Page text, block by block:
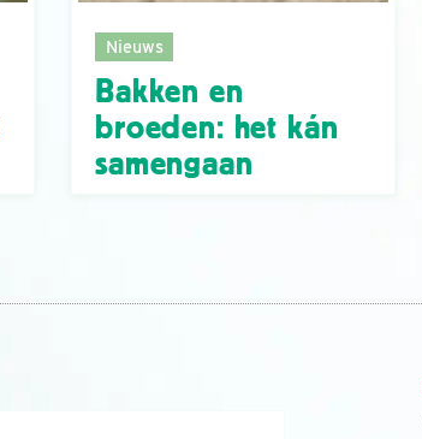
Nieuws
Bakken en
broeden: het kán
samengaan